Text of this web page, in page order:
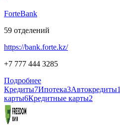
ForteBank
59 отделений
https://bank.forte.kz/
+7 777 444 3285
Подробнее
Кредиты7Ипотека3Автокредиты1
карты6Кредитные карты2